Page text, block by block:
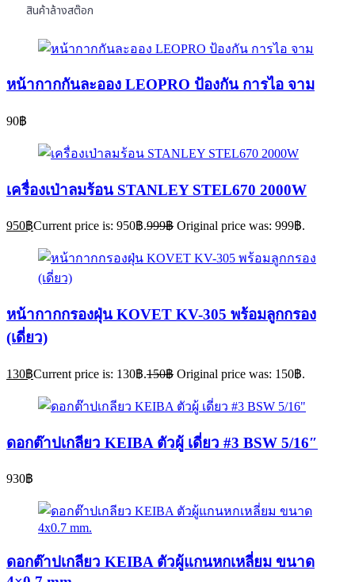
สินค้าล้างสต๊อก
หน้ากากกันละออง LEOPRO ป้องกัน การไอ จาม
90฿
เครื่องเป่าลมร้อน STANLEY STEL670 2000W
950฿Current price is: 950฿.999฿ Original price was: 999฿.
หน้ากากกรองฝุ่น KOVET KV-305 พร้อมลูกกรอง
(เดี่ยว)
130฿Current price is: 130฿.150฿ Original price was: 150฿.
ดอกต๊าปเกลียว KEIBA ตัวผู้ เดี่ยว #3 BSW 5/16″
930฿
ดอกต๊าปเกลียว KEIBA ตัวผู้แกนหกเหลี่ยม ขนาด